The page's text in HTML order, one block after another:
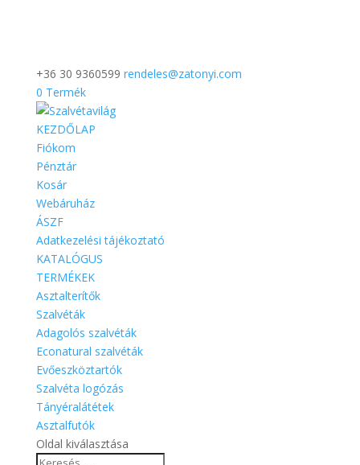
+36 30 9360599 rendeles@zatonyi.com
0 Termék
KEZDŐLAP
Fiókom
Pénztár
Kosár
Webáruház
ÁSZF
Adatkezelési tájékoztató
KATALÓGUS
TERMÉKEK
Asztalterítők
Szalvéták
Adagolós szalvéták
Econatural szalvéták
Evőeszköztartók
Szalvéta logózás
Tányéralátétek
Asztalfutók
Oldal kiválasztása